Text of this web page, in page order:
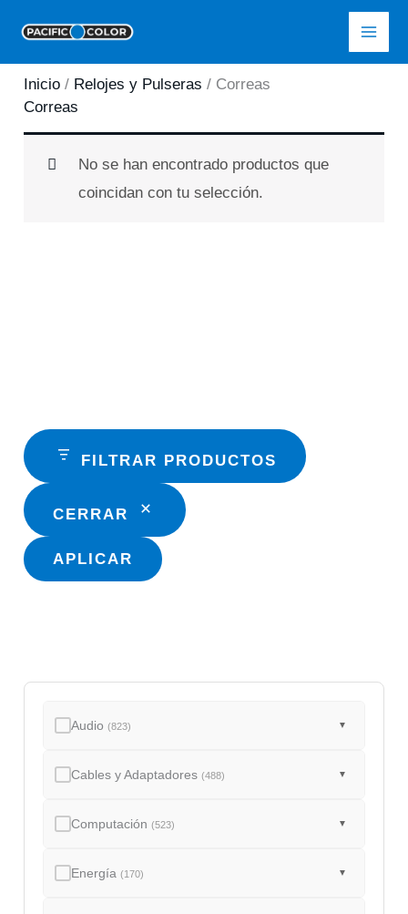
contenido
FILTRAR PRODUCTOS
CERRAR
APLICAR
Audio(823) ▼
Cables y Adaptadores(488) ▼
Computación(523) ▼
Energía(170) ▼
Inicio / Relojes y Pulseras / Correas
Correas
No se han encontrado productos que
coincidan con tu selección.